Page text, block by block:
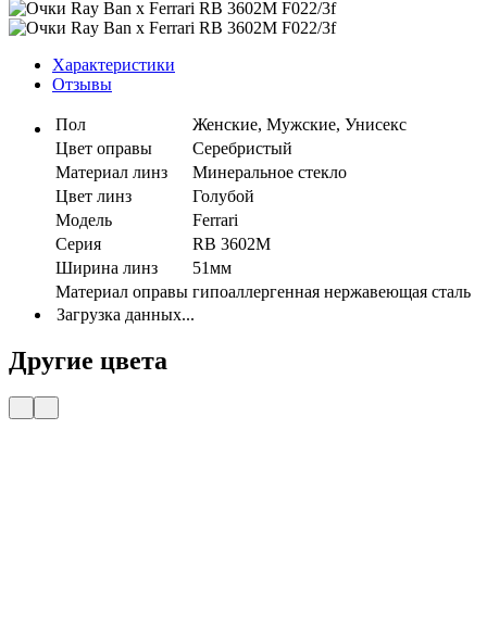
Характеристики
Отзывы
Пол
Женские, Мужские, Унисекс
Цвет оправы
Серебристый
Материал линз
Минеральное стекло
Цвет линз
Голубой
Модель
Ferrari
Серия
RB 3602M
Ширина линз
51мм
Материал оправы гипоаллергенная нержавеющая сталь
Загрузка данных...
Другие цвета